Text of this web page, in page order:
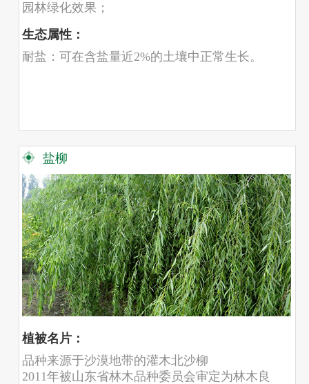
园林绿化效果；
生态属性：
耐盐：可在含盐量近2%的土壤中正常生长。
盐柳
植被名片：
品种来源于沙漠地带的灌木北沙柳
2011年被山东省林木品种委员会审定为林木良